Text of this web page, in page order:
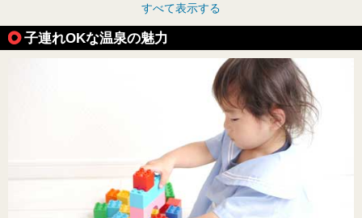
すべて表示する
子連れOKな温泉の魅力